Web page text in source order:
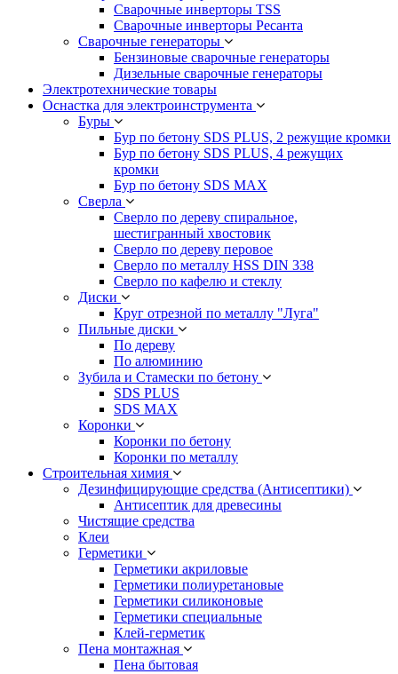
Сварочные инверторы TSS
Сварочные инверторы Ресанта
Сварочные генераторы
Бензиновые сварочные генераторы
Дизельные сварочные генераторы
Электротехнические товары
Оснастка для электроинструмента
Буры
Бур по бетону SDS PLUS, 2 режущие кромки
Бур по бетону SDS PLUS, 4 режущих
кромки
Бур по бетону SDS MAX
Сверла
Сверло по дереву спиральное,
шестигранный хвостовик
Сверло по дереву перовое
Сверло по металлу HSS DIN 338
Сверло по кафелю и стеклу
Диски
Круг отрезной по металлу "Луга"
Пильные диски
По дереву
По алюминию
Зубила и Стамески по бетону
SDS PLUS
SDS MAX
Коронки
Коронки по бетону
Коронки по металлу
Строительная химия
Дезинфицирующие средства (Антисептики)
Антисептик для древесины
Чистящие средства
Клеи
Герметики
Герметики акриловые
Герметики полиуретановые
Герметики силиконовые
Герметики специальные
Клей-герметик
Пена монтажная
Пена бытовая